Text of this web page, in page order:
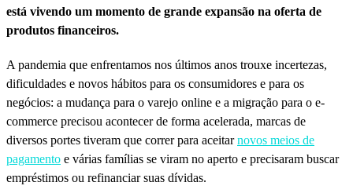
está vivendo um momento de grande expansão na oferta de
produtos financeiros.
A pandemia que enfrentamos nos últimos anos trouxe incertezas,
dificuldades e novos hábitos para os consumidores e para os
negócios: a mudança para o varejo online e a migração para o e-
commerce precisou acontecer de forma acelerada, marcas de
diversos portes tiveram que correr para aceitarnovos meios de
pagamento e várias famílias se viram no aperto e precisaram buscar
empréstimos ou refinanciar suas dívidas.